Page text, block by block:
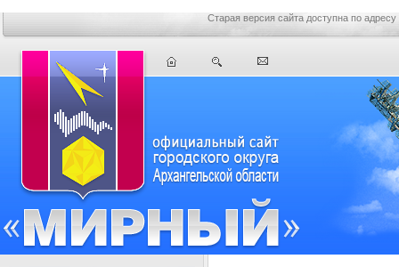
Старая версия сайта доступна по адресу